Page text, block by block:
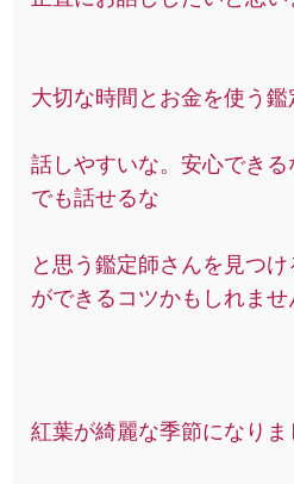
大切な時間とお金を使う鑑
話しやすいな。安心でき
でも話せるな
と思う鑑定師さんを見つ
ができるコツかもしれませ
紅葉が綺麗な季節になりま